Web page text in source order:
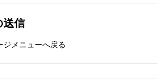
送信
ジメニューへ戻る